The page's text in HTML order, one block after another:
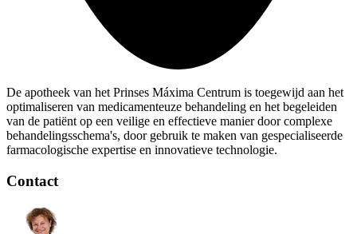
De apotheek van het Prinses Máxima Centrum is toegewijd aan het
optimaliseren van medicamenteuze behandeling en het begeleiden
van de patiënt op een veilige en effectieve manier door complexe
behandelingsschema's, door gebruik te maken van gespecialiseerde
farmacologische expertise en innovatieve technologie.
Contact